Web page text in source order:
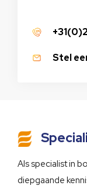
Stel
Als specialist in
diepgaande